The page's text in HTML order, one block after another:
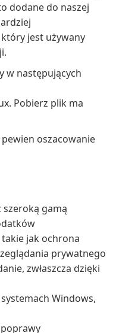
dodane do naszej
jest używany
w następujących
Pobierz plik ma
oszacowanie
gamą
jak ochrona
prywatnego
zwłaszcza dzięki
Windows,